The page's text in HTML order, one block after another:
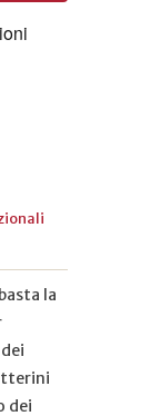
la
dei